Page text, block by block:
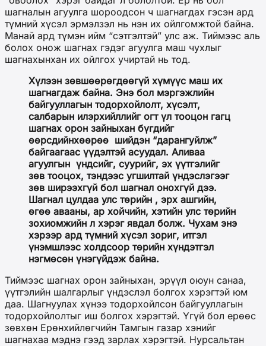
шагналын агуулга шороодсон ч шагнагдах гэсэн ард
түмний хүсэл эрмэлзэл нь нэн их ойлгомжтой байна.
Манай ард түмэн ийм “сэтгэлтэй” улс аж. Тиймээс аль
болох онож шагнах гэдэг агуулга маш чухлыг
шагнахынхан их ойлгох учиртай нь тод.
Хүлээн зөвшөөрөгдөөгүй хүмүүс маш их
шагнагдаж байна. Энэ бол мэргэжлийн
байгууллагын тодорхойлолт, хүсэлт,
салбарын илэрхийллийг огт үл тооцон гагц
шагнах орон зайныхан бүгдийг
өөрсдийнхөөрөө шийдэн “дарангуйлж”
байгаагаас үүдэлтэй асуудал. Аливаа
агуулгын үндсийг, суурийг, эх үүтгэлийг
зөв тооцох, тэндээс угшилтай үндэслэгээг
зөв ширээхгүй бол шагнал онохгүй дээ.
Шагнал цулдаа улс төрийн , эрх ашгийн,
өгөө авааны, ар хойчийн, хэтийн улс төрийн
зохиомжийн л хэрэг явдал болж. Чухам энэ
хэрээр ард түмний хүсэл зориг, итгэл
үнэмшлээс холдсоор төрийн хүндэтгэл
нэгмөсөн үнэгүйдэж байна.
Тиймээс шагнах орон зайныхан, эрүүл оюун санаа,
үүтгэлийн шалгарлыг үндэслэл болгох хэрэгтэй юм
даа. Шагнуулах хүнээ тодорхойлсон байгууллагын
тодорхойлолтыг иш болгох хэрэгтэй. Үгүй бол ерөөс
зөвхөн Ерөнхийлөгчийн Тамгын газар хэнийг
шагнахаа мэднэ гээд зарлах хэрэгтэй. Нурсальтан